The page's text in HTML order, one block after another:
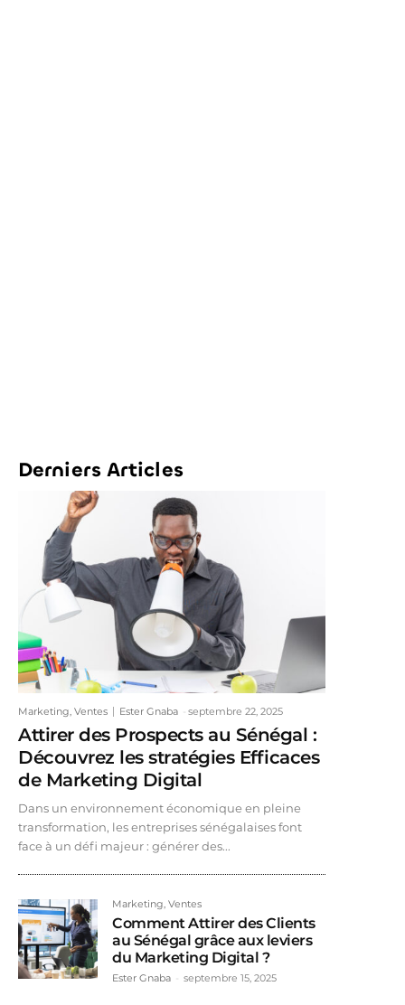
Derniers Articles
Marketing, Ventes Ester Gnaba septembre 22, 2025
Attirer des Prospects au Sénégal :
Découvrez les stratégies Efficaces
de Marketing Digital
Dans un environnement économique en pleine
transformation, les entreprises sénégalaises font
face à un défi majeur : générer des...
Marketing, Ventes
Comment Attirer des Clients
au Sénégal grâce aux leviers
du Marketing Digital ?
Ester Gnaba septembre 15, 2025